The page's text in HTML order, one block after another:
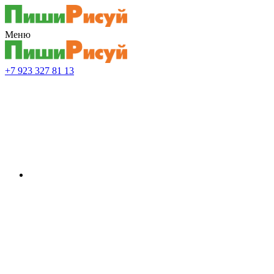
Меню
+7 923 327 81 13